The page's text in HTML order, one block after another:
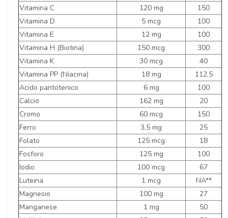
Vitamina C
120 mg
150
Vitamina D
5 mcg
100
Vitamina E
12 mg
100
Vitamina H (Biotina)
150 mcg
300
Vitamina K
30 mcg
40
Vitamina PP (Niacina)
18 mg
112,5
Acido pantotenico
6 mg
100
Calcio
162 mg
20
Cromo
60 mcg
150
Ferro
3,5 mg
25
Folato
125 mcg
18
Fosforo
125 mg
100
Iodio
100 mcg
67
Luteina
1 mcg
NA**
Magnesio
100 mg
27
Manganese
1 mg
50